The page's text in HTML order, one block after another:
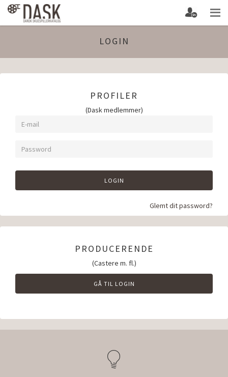
LOGIN
PROFILER
(Dask medlemmer)
LOGIN
Glemt dit password?
PRODUCERENDE
(Castere m. fl.)
GÅ TIL LOGIN